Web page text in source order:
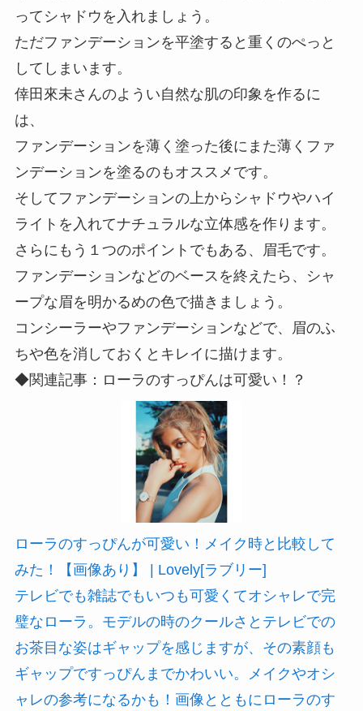
ってシャドウを入れましょう。
ただファンデーションを平塗すると重くのぺっと
してしまいます。
倖田來未さんのようい自然な肌の印象を作るに
は、
ファンデーションを薄く塗った後にまた薄くファ
ンデーションを塗るのもオススメです。
そしてファンデーションの上からシャドウやハイ
ライトを入れてナチュラルな立体感を作ります。
さらにもう１つのポイントでもある、眉毛です。
ファンデーションなどのベースを終えたら、シャ
ープな眉を明かるめの色で描きましょう。
コンシーラーやファンデーションなどで、眉のふ
ちや色を消しておくとキレイに描けます。
◆関連記事：ローラのすっぴんは可愛い！？
ローラのすっぴんが可愛い！メイク時と比較して
みた！【画像あり】 | Lovely[ラブリー]
テレビでも雑誌でもいつも可愛くてオシャレで完
璧なローラ。モデルの時のクールさとテレビでの
お茶目な姿はギャップを感じますが、その素顔も
ギャップですっぴんまでかわいい。メイクやオシ
ャレの参考になるかも！画像とともにローラのす